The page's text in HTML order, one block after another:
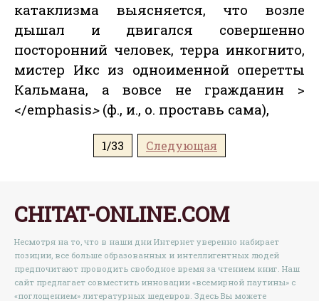
катаклизма выясняется, что возле
дышал и двигался совершенно
посторонний человек, терра инкогнито,
мистер Икс из одноименной оперетты
Кальмана, а вовсе не гражданин >
</emphasis>(ф., и., о. проставь сама),
1/33 Следующая
CHITAT-ONLINE.COM
Несмотря на то, что в наши дни Интернет уверенно набирает
позиции, все больше образованных и интеллигентных людей
предпочитают проводить свободное время за чтением книг. Наш
сайт предлагает совместить инновации «всемирной паутины» с
«поглощением» литературных шедевров. Здесь Вы можете